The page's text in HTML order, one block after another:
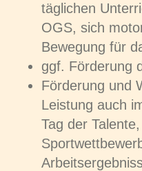
täglichen
OGS, sich
Bewegung für
ggf. Förderung
Förderung und
Leistung auch
Tag der